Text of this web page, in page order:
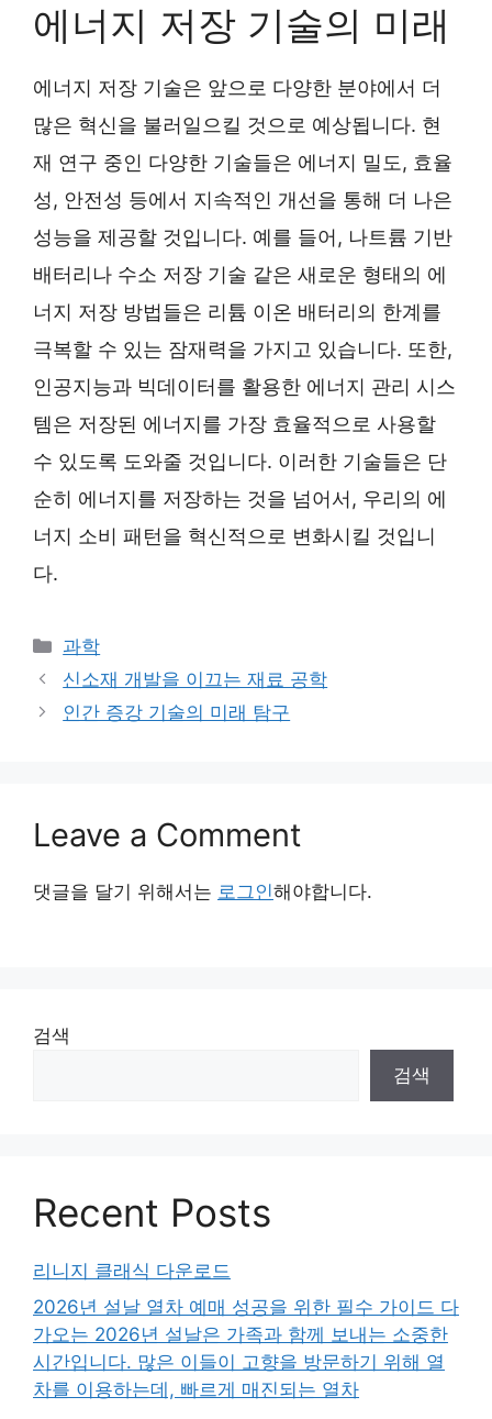
에너지 저장 기술의 미래
에너지 저장 기술은 앞으로 다양한 분야에서 더
많은 혁신을 불러일으킬 것으로 예상됩니다. 현
재 연구 중인 다양한 기술들은 에너지 밀도, 효율
성, 안전성 등에서 지속적인 개선을 통해 더 나은
성능을 제공할 것입니다. 예를 들어, 나트륨 기반
배터리나 수소 저장 기술 같은 새로운 형태의 에
너지 저장 방법들은 리튬 이온 배터리의 한계를
극복할 수 있는 잠재력을 가지고 있습니다. 또한,
인공지능과 빅데이터를 활용한 에너지 관리 시스
템은 저장된 에너지를 가장 효율적으로 사용할
수 있도록 도와줄 것입니다. 이러한 기술들은 단
순히 에너지를 저장하는 것을 넘어서, 우리의 에
너지 소비 패턴을 혁신적으로 변화시킬 것입니
다.
Categories
과학
신소재 개발을 이끄는 재료 공학
인간 증강 기술의 미래 탐구
Leave a Comment
댓글을 달기 위해서는 로그인해야합니다.
검색
검색
Recent Posts
리니지 클래식 다운로드
2026년 설날 열차 예매 성공을 위한 필수 가이드 다
가오는 2026년 설날은 가족과 함께 보내는 소중한
시간입니다. 많은 이들이 고향을 방문하기 위해 열
차를 이용하는데, 빠르게 매진되는 열차